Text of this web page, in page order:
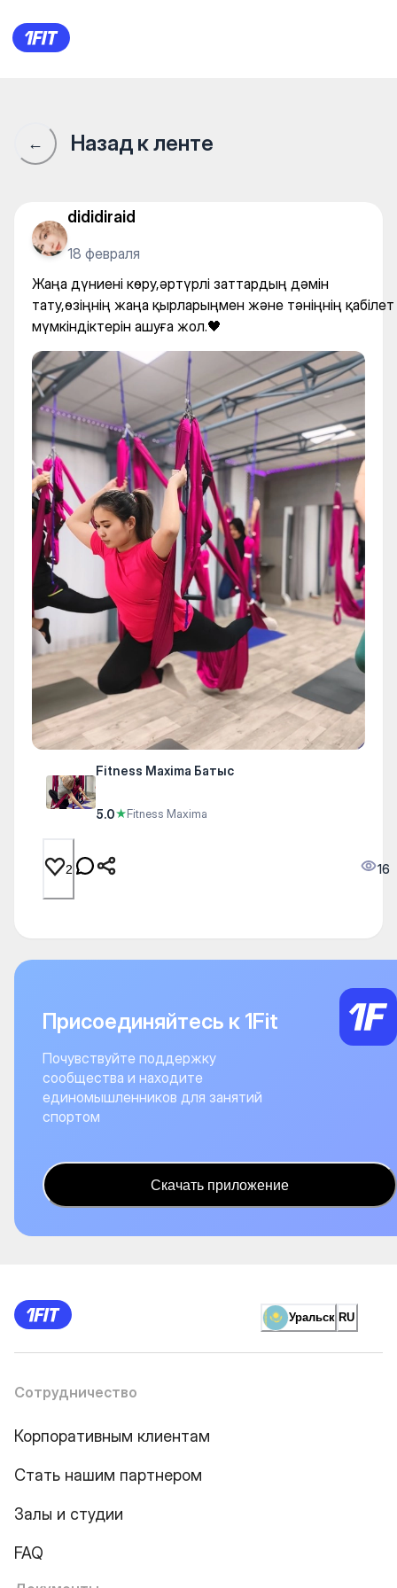
Fitness Maxima Батыс —
← Назад к ленте
dididiraid
18 февраля
Жаңа дүниені көру,әртүрлі заттардың дәмін
тату,өзіңнің жаңа қырларыңмен және тәніңнің қабілет
мүмкіндіктерін ашуға жол.🖤
Fitness Maxima Батыс
5.0★Fitness Maxima
2 16
Присоединяйтесь к 1Fit
Почувствуйте поддержку
сообщества и находите
единомышленников для занятий
спортом
Скачать приложение
Уральск RU
Сотрудничество
Корпоративным клиентам
Стать нашим партнером
Залы и студии
FAQ